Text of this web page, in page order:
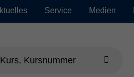
Service Medien